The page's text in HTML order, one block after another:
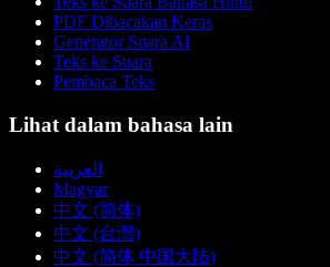
PDF Dibacakan Keras
Generator Suara AI
Teks ke Suara
Pembaca Teks
Lihat dalam bahasa lain
العربية
Magyar
中文 (简体)
中文 (台灣)
中文 (简体 中国大陆)